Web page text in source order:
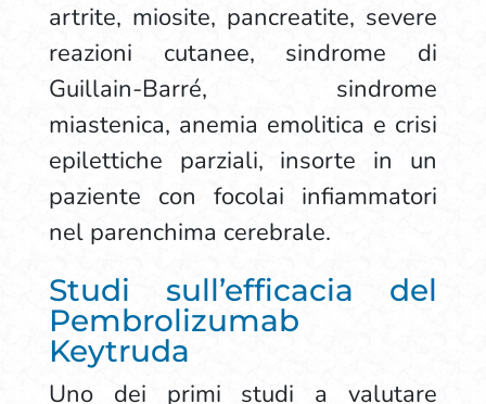
artrite, miosite, pancreatite, severe
reazioni cutanee, sindrome di
Guillain-Barré, sindrome
miastenica, anemia emolitica e crisi
epilettiche parziali, insorte in un
paziente con focolai infiammatori
nel parenchima cerebrale.
Studi sull’efficacia del
Pembrolizumab
Keytruda
Uno dei primi studi a valutare